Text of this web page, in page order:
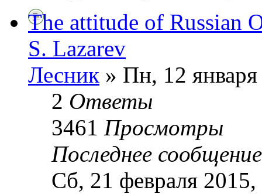
The attitude of Russian
S. Lazarev
Лесник » Пн, 12
2 Ответы
3461 Просмотры
Последнее
Сб, 21 февраля